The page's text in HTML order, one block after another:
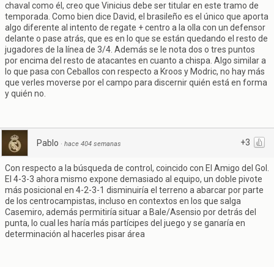
chaval como él, creo que Vinicius debe ser titular en este tramo de
temporada. Como bien dice David, el brasileño es el único que aporta
algo diferente al intento de regate + centro a la olla con un defensor
delante o pase atrás, que es en lo que se están quedando el resto de
jugadores de la línea de 3/4. Además se le nota dos o tres puntos
por encima del resto de atacantes en cuanto a chispa. Algo similar a
lo que pasa con Ceballos con respecto a Kroos y Modric, no hay más
que verles moverse por el campo para discernir quién está en forma
y quién no.
+3
Pablo · hace 404 semanas
Con respecto a la búsqueda de control, coincido con El Amigo del Gol.
El 4-3-3 ahora mismo expone demasiado al equipo, un doble pivote
más posicional en 4-2-3-1 disminuiría el terreno a abarcar por parte
de los centrocampistas, incluso en contextos en los que salga
Casemiro, además permitiría situar a Bale/Asensio por detrás del
punta, lo cual les haría más partícipes del juego y se ganaría en
determinación al hacerles pisar área